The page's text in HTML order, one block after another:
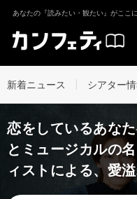
あなたの『読みたい・観たい』がここ
新着ニュース シアター
恋をしているあな
とミュージカルの
ィストによる、愛